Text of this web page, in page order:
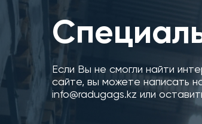
Если Вы не смогли найти
сайте, вы можете написать
info@radugags.kz или